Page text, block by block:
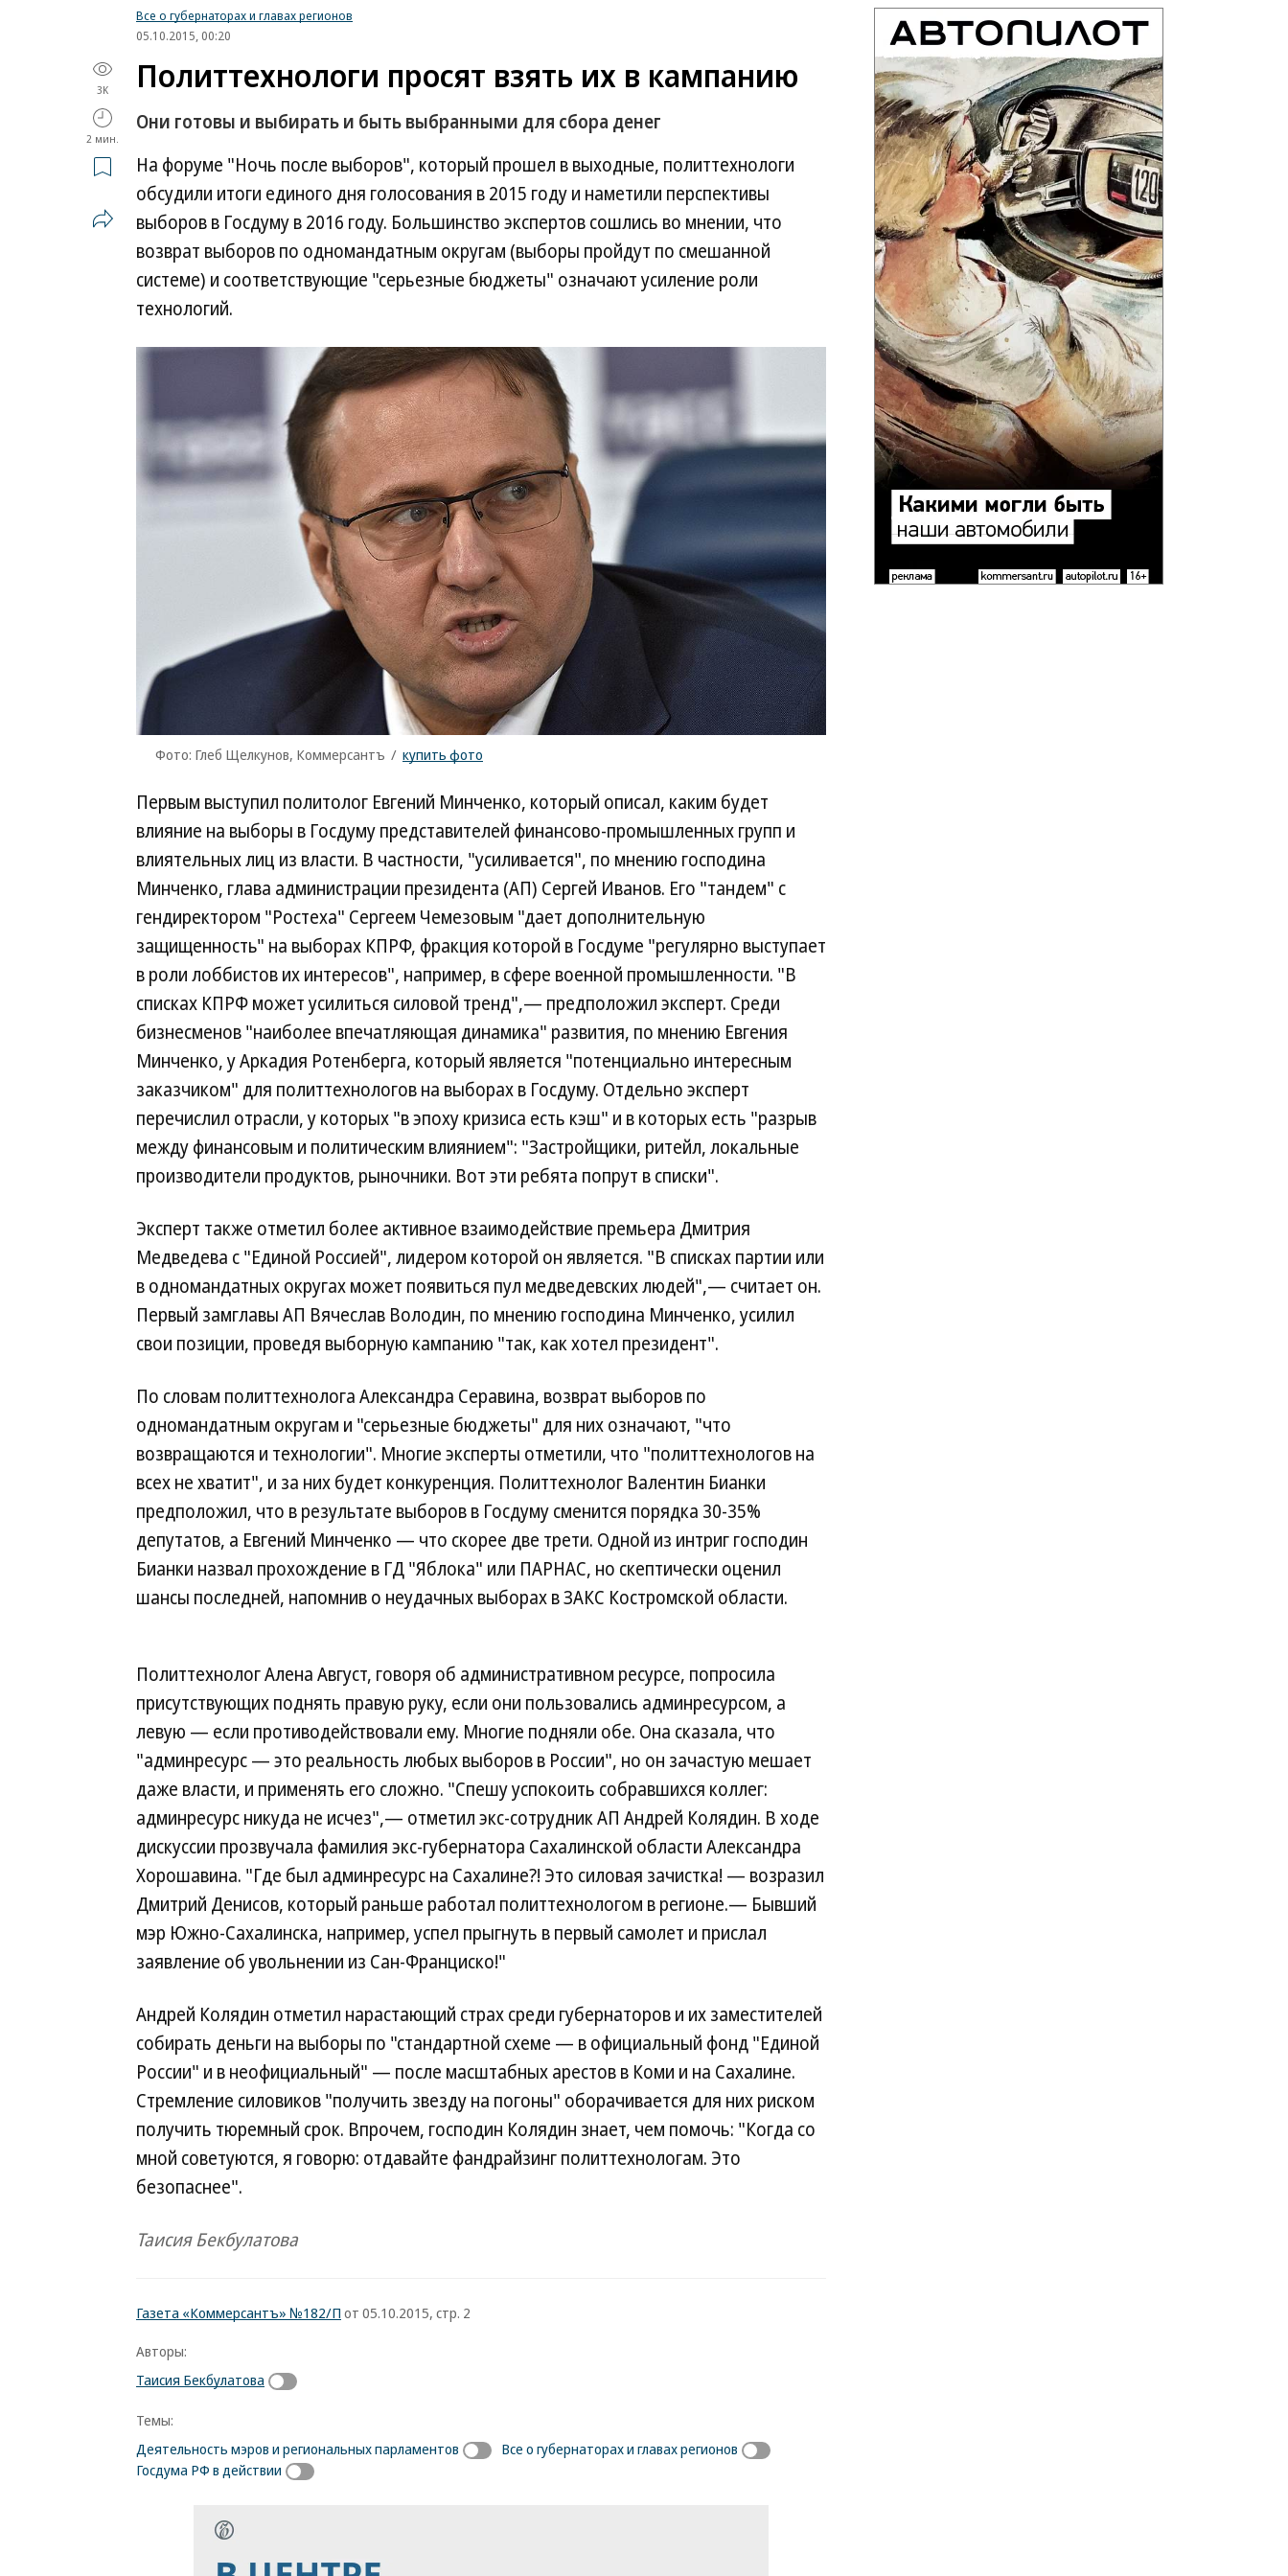
Все о губернаторах и главах регионов
05.10.2015, 00:20
3K
2 мин.
Политтехнологи просят взять их в кампанию
Они готовы и выбирать и быть выбранными для сбора денег
На форуме "Ночь после выборов", который прошел в выходные, политтехнологи
обсудили итоги единого дня голосования в 2015 году и наметили перспективы
выборов в Госдуму в 2016 году. Большинство экспертов сошлись во мнении, что
возврат выборов по одномандатным округам (выборы пройдут по смешанной
системе) и соответствующие "серьезные бюджеты" означают усиление роли
технологий.
Фото: Глеб Щелкунов, Коммерсантъ / купить фото
Первым выступил политолог Евгений Минченко, который описал, каким будет
влияние на выборы в Госдуму представителей финансово-промышленных групп и
влиятельных лиц из власти. В частности, "усиливается", по мнению господина
Минченко, глава администрации президента (АП) Сергей Иванов. Его "тандем" с
гендиректором "Ростеха" Сергеем Чемезовым "дает дополнительную
защищенность" на выборах КПРФ, фракция которой в Госдуме "регулярно выступает
в роли лоббистов их интересов", например, в сфере военной промышленности. "В
списках КПРФ может усилиться силовой тренд",— предположил эксперт. Среди
бизнесменов "наиболее впечатляющая динамика" развития, по мнению Евгения
Минченко, у Аркадия Ротенберга, который является "потенциально интересным
заказчиком" для политтехнологов на выборах в Госдуму. Отдельно эксперт
перечислил отрасли, у которых "в эпоху кризиса есть кэш" и в которых есть "разрыв
между финансовым и политическим влиянием": "Застройщики, ритейл, локальные
производители продуктов, рыночники. Вот эти ребята попрут в списки".
Эксперт также отметил более активное взаимодействие премьера Дмитрия
Медведева с "Единой Россией", лидером которой он является. "В списках партии или
в одномандатных округах может появиться пул медведевских людей",— считает он.
Первый замглавы АП Вячеслав Володин, по мнению господина Минченко, усилил
свои позиции, проведя выборную кампанию "так, как хотел президент".
По словам политтехнолога Александра Серавина, возврат выборов по
одномандатным округам и "серьезные бюджеты" для них означают, "что
возвращаются и технологии". Многие эксперты отметили, что "политтехнологов на
всех не хватит", и за них будет конкуренция. Политтехнолог Валентин Бианки
предположил, что в результате выборов в Госдуму сменится порядка 30-35%
депутатов, а Евгений Минченко — что скорее две трети. Одной из интриг господин
Бианки назвал прохождение в ГД "Яблока" или ПАРНАС, но скептически оценил
шансы последней, напомнив о неудачных выборах в ЗАКС Костромской области.
Политтехнолог Алена Август, говоря об административном ресурсе, попросила
присутствующих поднять правую руку, если они пользовались админресурсом, а
левую — если противодействовали ему. Многие подняли обе. Она сказала, что
"админресурс — это реальность любых выборов в России", но он зачастую мешает
даже власти, и применять его сложно. "Спешу успокоить собравшихся коллег:
админресурс никуда не исчез",— отметил экс-сотрудник АП Андрей Колядин. В ходе
дискуссии прозвучала фамилия экс-губернатора Сахалинской области Александра
Хорошавина. "Где был админресурс на Сахалине?! Это силовая зачистка! — возразил
Дмитрий Денисов, который раньше работал политтехнологом в регионе.— Бывший
мэр Южно-Сахалинска, например, успел прыгнуть в первый самолет и прислал
заявление об увольнении из Сан-Франциско!"
Андрей Колядин отметил нарастающий страх среди губернаторов и их заместителей
собирать деньги на выборы по "стандартной схеме — в официальный фонд "Единой
России" и в неофициальный" — после масштабных арестов в Коми и на Сахалине.
Стремление силовиков "получить звезду на погоны" оборачивается для них риском
получить тюремный срок. Впрочем, господин Колядин знает, чем помочь: "Когда со
мной советуются, я говорю: отдавайте фандрайзинг политтехнологам. Это
безопаснее".
Таисия Бекбулатова
Газета «Коммерсантъ» №182/П от 05.10.2015, стр. 2
Авторы:
Таисия Бекбулатова
Темы:
Деятельность мэров и региональных парламентов
Все о губернаторах и главах регионов
Госдума РФ в действии